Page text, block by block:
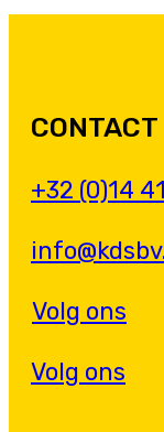
CONTACT
+32 (0)14
Volg ons
Volg ons